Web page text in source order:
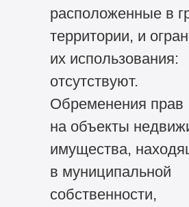
расположенные в
территории, и
их использования:
отсутствуют.
Обременения прав
на объекты
имущества,
в муниципальной
собственности,